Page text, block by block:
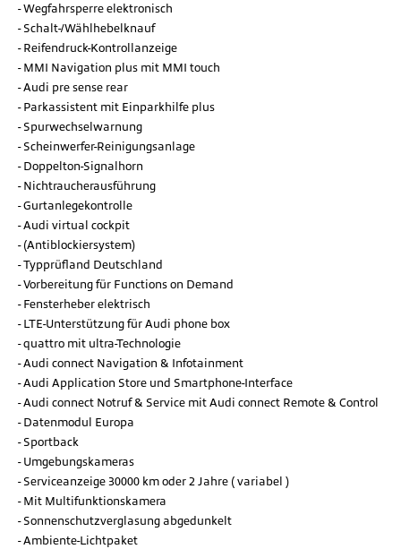
Wegfahrsperre elektronisch
Schalt-/Wählhebelknauf
Reifendruck-Kontrollanzeige
MMI Navigation plus mit MMI touch
Audi pre sense rear
Parkassistent mit Einparkhilfe plus
Spurwechselwarnung
Scheinwerfer-Reinigungsanlage
Doppelton-Signalhorn
Nichtraucherausführung
Gurtanlegekontrolle
Audi virtual cockpit
(Antiblockiersystem)
Typprüfland Deutschland
Vorbereitung für Functions on Demand
Fensterheber elektrisch
LTE-Unterstützung für Audi phone box
quattro mit ultra-Technologie
Audi connect Navigation & Infotainment
Audi Application Store und Smartphone-Interface
Audi connect Notruf & Service mit Audi connect Remote & Control
Datenmodul Europa
Sportback
Umgebungskameras
Serviceanzeige 30000 km oder 2 Jahre ( variabel )
Mit Multifunktionskamera
Sonnenschutzverglasung abgedunkelt
Ambiente-Lichtpaket